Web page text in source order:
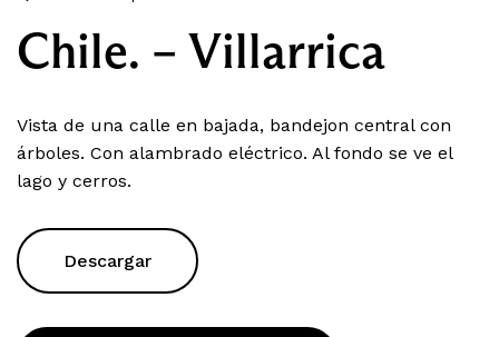
Chile. – Villarrica
Vista de una calle en bajada, bandejon central con
árboles. Con alambrado eléctrico. Al fondo se ve el
lago y cerros.
Descargar